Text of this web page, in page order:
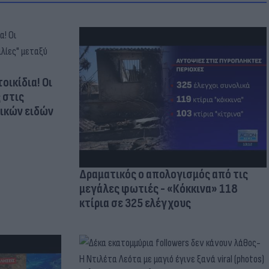
Οι
ειδών
Δραματικός ο απολογισμός από τις
μεγάλες φωτιές - «Κόκκινα» 118
κτίρια σε 325 ελέγχους